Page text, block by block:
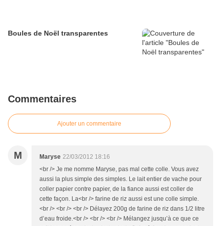
Boules de Noël transparentes
Commentaires
Ajouter un commentaire
M Maryse 22/03/2012 18:16
<br /> Je me nomme Maryse, pas mal cette colle. Vous avez
aussi la plus simple des simples. Le lait entier de vache pour
coller papier contre papier, de la fiance aussi est coller de
cette façon. La<br /> farine de riz aussi est une colle simple.
<br /> <br /> <br /> Délayez 200g de farine de riz dans 1/2 litre
d’eau froide.<br /> <br /> <br /> Mélangez jusqu’à ce que ce